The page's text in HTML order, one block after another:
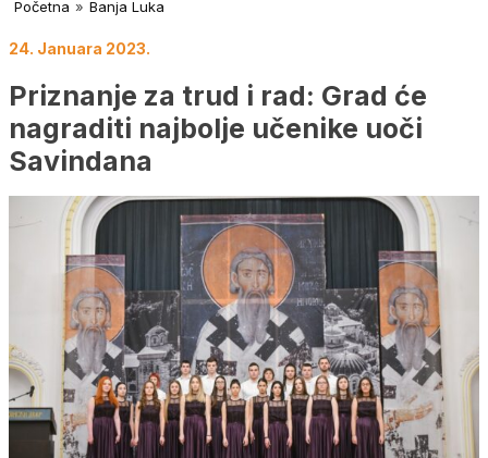
Početna » Banja Luka
24. Januara 2023.
Priznanje za trud i rad: Grad će
nagraditi najbolje učenike uoči
Savindana